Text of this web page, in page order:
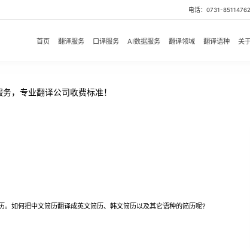
电话：0731-
首页 翻译服务 口译服务 AI数据服务 翻译领域 翻译语种 关
，专业翻译公司收费标准！
如何把中文简历翻译成英文简历、韩文简历以及其它语种的简历呢?